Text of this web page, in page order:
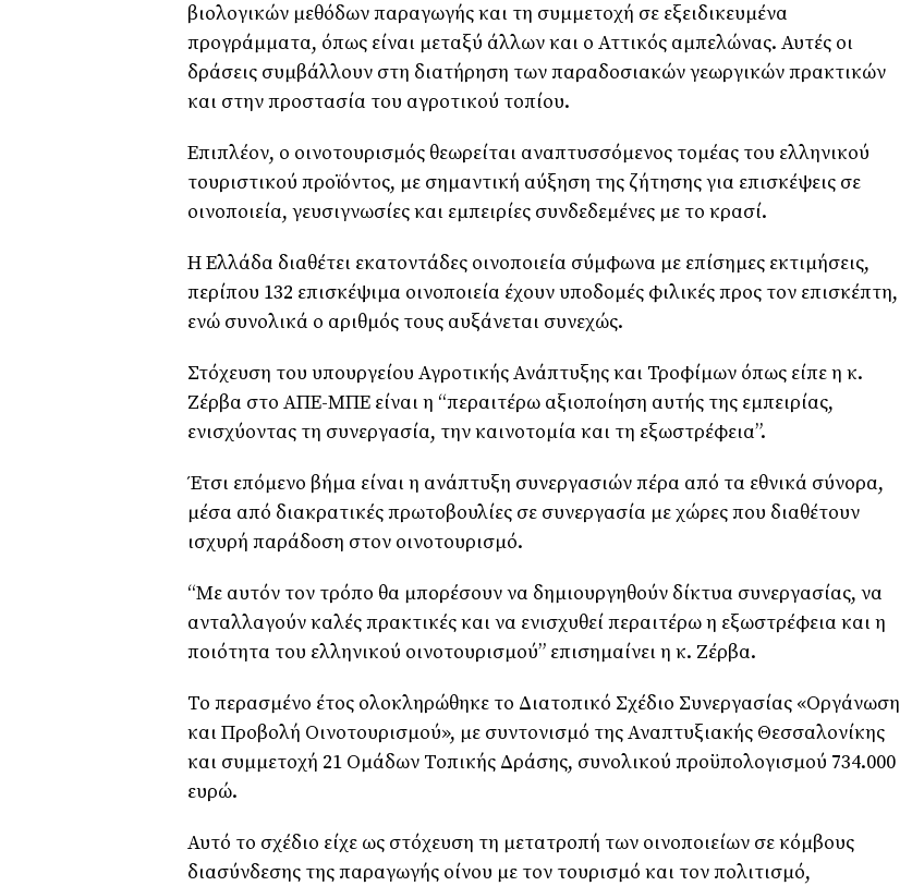
βιολογικών μεθόδων παραγωγής και τη συμμετοχή σε εξειδικευμένα
προγράμματα, όπως είναι μεταξύ άλλων και ο Αττικός αμπελώνας. Αυτές οι
δράσεις συμβάλλουν στη διατήρηση των παραδοσιακών γεωργικών πρακτικών
και στην προστασία του αγροτικού τοπίου.
Επιπλέον, ο οινοτουρισμός θεωρείται αναπτυσσόμενος τομέας του ελληνικού
τουριστικού προϊόντος, με σημαντική αύξηση της ζήτησης για επισκέψεις σε
οινοποιεία, γευσιγνωσίες και εμπειρίες συνδεδεμένες με το κρασί.
Η Ελλάδα διαθέτει εκατοντάδες οινοποιεία σύμφωνα με επίσημες εκτιμήσεις,
περίπου 132 επισκέψιμα οινοποιεία έχουν υποδομές φιλικές προς τον επισκέπτη,
ενώ συνολικά ο αριθμός τους αυξάνεται συνεχώς.
Στόχευση του υπουργείου Αγροτικής Ανάπτυξης και Τροφίμων όπως είπε η κ.
Ζέρβα στο ΑΠΕ-ΜΠΕ είναι η “περαιτέρω αξιοποίηση αυτής της εμπειρίας,
ενισχύοντας τη συνεργασία, την καινοτομία και τη εξωστρέφεια”.
Έτσι επόμενο βήμα είναι η ανάπτυξη συνεργασιών πέρα από τα εθνικά σύνορα,
μέσα από διακρατικές πρωτοβουλίες σε συνεργασία με χώρες που διαθέτουν
ισχυρή παράδοση στον οινοτουρισμό.
“Με αυτόν τον τρόπο θα μπορέσουν να δημιουργηθούν δίκτυα συνεργασίας, να
ανταλλαγούν καλές πρακτικές και να ενισχυθεί περαιτέρω η εξωστρέφεια και η
ποιότητα του ελληνικού οινοτουρισμού” επισημαίνει η κ. Ζέρβα.
Το περασμένο έτος ολοκληρώθηκε το Διατοπικό Σχέδιο Συνεργασίας «Οργάνωση
και Προβολή Οινοτουρισμού», με συντονισμό της Αναπτυξιακής Θεσσαλονίκης
και συμμετοχή 21 Ομάδων Τοπικής Δράσης, συνολικού προϋπολογισμού 734.000
ευρώ.
Αυτό το σχέδιο είχε ως στόχευση τη μετατροπή των οινοποιείων σε κόμβους
διασύνδεσης της παραγωγής οίνου με τον τουρισμό και τον πολιτισμό,